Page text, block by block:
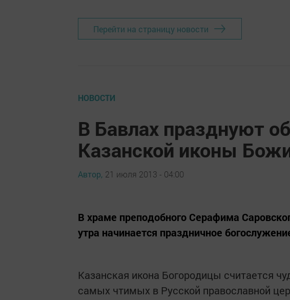
Перейти на страницу новости
НОВОСТИ
В Бавлах празднуют
Казанской иконы
Автор, 21 июля 2013 - 04:00
В храме преподобного Серафима
утра начинается праздничное
Казанская икона Богородицы считается
самых чтимых в Русской православной